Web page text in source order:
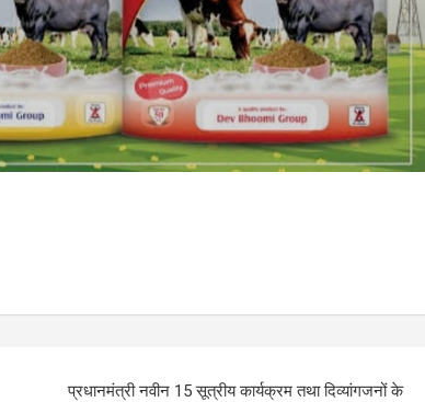
प्रधानमंत्री नवीन 15 सूत्रीय कार्यक्रम तथा दिव्यांगजनों के